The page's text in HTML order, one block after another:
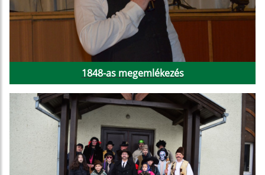
1848-as megemlékezés